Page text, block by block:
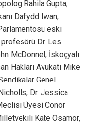
Rahila Gupta,
Dafydd Iwan,
eski
Dr. Les
McDonnel, İskoçyalı
Hakları Avukatı Mike
Genel
Dr. Jessica
Üyesi Conor
Kate Osamor,